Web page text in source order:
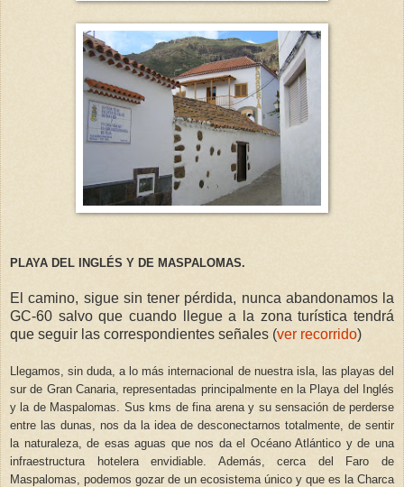
PLAYA DEL INGLÉS Y DE MASPALOMAS.
El camino, sigue sin tener pérdida, nunca abandonamos la
GC-60 salvo que cuando llegue a la zona turística tendrá
que seguir las correspondientes señales (ver recorrido)
Llegamos, sin duda, a lo más internacional de nuestra isla, las playas del
sur de Gran Canaria, representadas principalmente en la Playa del Inglés
y la de Maspalomas. Sus kms de fina arena y su sensación de perderse
entre las dunas, nos da la idea de desconectarnos totalmente, de sentir
la naturaleza, de esas aguas que nos da el Océano Atlántico y de una
infraestructura hotelera envidiable. Además, cerca del Faro de
Maspalomas, podemos gozar de un ecosistema único y que es la Charca